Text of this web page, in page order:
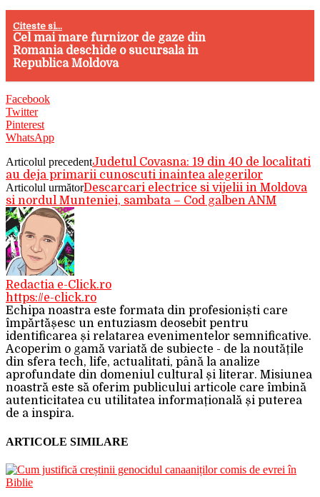
Citeste si...
Cel mai mare furnizor de gaze din
Romania deschide o sucursala in
Republica Moldova
Facebook
Twitter
Pinterest
WhatsApp
Articolul precedentJudetul Covasna: 19 din 40 de localitati
au deja primarii cunoscuti inaintea alegerilor
Articolul următorDescarcari electrice si vijelii in Moldova
si nordul Munteniei, sambata – Cod galben ANM
Redactia e-Click.ro
https://e-click.ro
Echipa noastra este formata din profesioniști care
împărtășesc un entuziasm deosebit pentru
identificarea și relatarea evenimentelor semnificative.
Acoperim o gamă variată de subiecte - de la noutățile
din sfera tech, life, actualitati, până la analize
aprofundate din domeniul cultural și literar. Misiunea
noastră este să oferim publicului articole care îmbină
autenticitatea cu utilitatea informațională și puterea
de a inspira.
ARTICOLE SIMILARE